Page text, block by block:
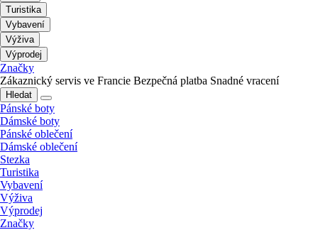
Turistika
Vybavení
Výživa
Výprodej
Značky
Zákaznický servis ve Francie Bezpečná platba Snadné vracení
Hledat
Pánské boty
Dámské boty
Pánské oblečení
Dámské oblečení
Stezka
Turistika
Vybavení
Výživa
Výprodej
Značky